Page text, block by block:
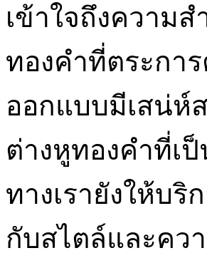
เข้าใจถึงความ
ทองคำที่ตระกา
ออกแบบมีเสน่ห์
ต่างหูทองคำที่เ
ทางเรายังให้บริ
กับสไตล์และคว